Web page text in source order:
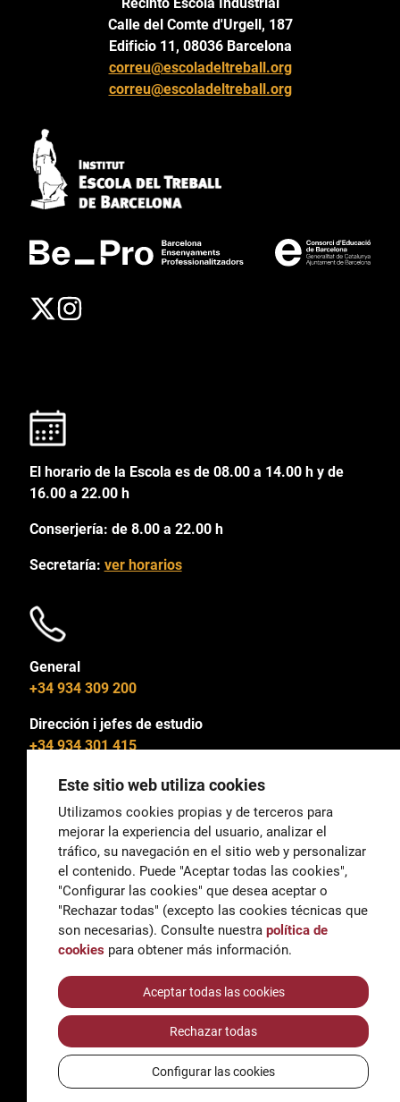
Calle del Comte d'Urgell, 187
Edificio 11, 08036 Barcelona
correu@escoladeltreball.org
correu@escoladeltreball.org
El horario de la Escola es de 08.00 a 14.00 h y de
16.00 a 22.00 h
Conserjería: de 8.00 a 22.00 h
Secretaría: ver horarios
General
+34 934 309 200
Dirección i jefes de estudio
+34 934 301 415
General
correu@escoladeltreball.org
Información
informacio@escoladeltreball.org
Trámites de secretaría
AccessibilidadAviso legal y Política de Privacidad
Política de cookies
Créditos
Este sitio web utiliza cookies
Utilizamos cookies propias y de terceros para
mejorar la experiencia del usuario, analizar el
tráfico, su navegación en el sitio web y personalizar
el contenido. Puede "Aceptar todas las cookies",
"Configurar las cookies" que desea aceptar o
"Rechazar todas" (excepto las cookies técnicas que
son necesarias). Consulte nuestra política de
cookies para obtener más información.
Aceptar todas las cookies
Rechazar todas
Configurar las cookies